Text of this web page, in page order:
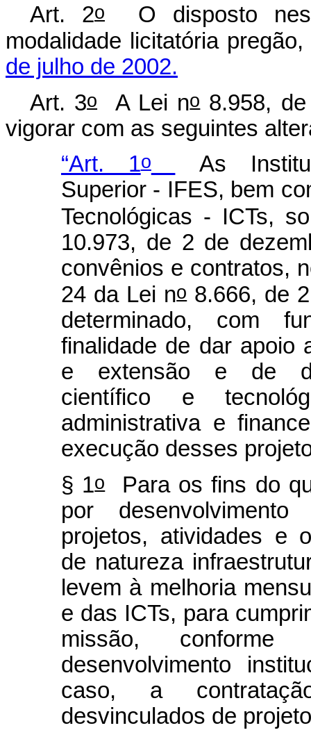
Art. 2o
O disposto
modalidade licitatória
de julho de 2002.
Art. 3o A Lei no8.958, de
vigorar com as seguintes
“Art. 1o
As
Superior - IFES, bem
Tecnológicas - ICTs,
10.973, de 2 de
convênios e contratos,
24 da Lei no8.666, de
determinado, com
finalidade de dar apoio
e extensão e de
científico e
administrativa e
execução desses
§ 1oPara os fins do
por
projetos, atividades e
de natureza
levem à melhoria
e das ICTs, para
missão,
desenvolvimento
caso, a
desvinculados de